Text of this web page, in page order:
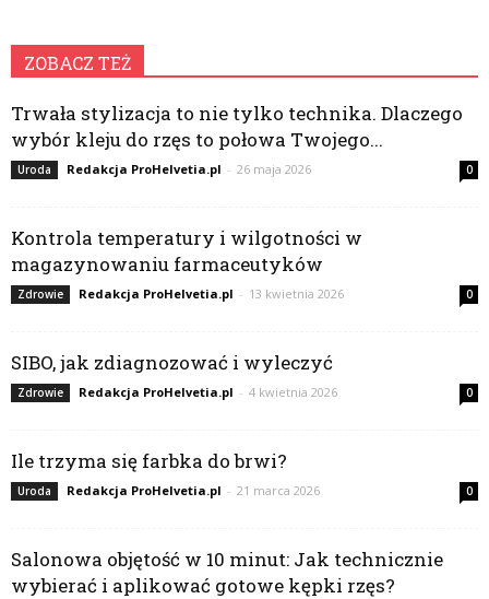
ZOBACZ TEŻ
Trwała stylizacja to nie tylko technika. Dlaczego
wybór kleju do rzęs to połowa Twojego...
Uroda Redakcja ProHelvetia.pl - 26 maja 2026 0
Kontrola temperatury i wilgotności w
magazynowaniu farmaceutyków
Zdrowie Redakcja ProHelvetia.pl - 13 kwietnia 2026 0
SIBO, jak zdiagnozować i wyleczyć
Zdrowie Redakcja ProHelvetia.pl - 4 kwietnia 2026 0
Ile trzyma się farbka do brwi?
Uroda Redakcja ProHelvetia.pl - 21 marca 2026 0
Salonowa objętość w 10 minut: Jak technicznie
wybierać i aplikować gotowe kępki rzęs?